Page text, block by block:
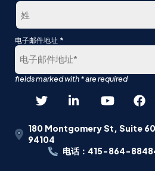
最
后
电子邮件地址 *
180 Montgomery St, Suite
94104
电话：415-864-